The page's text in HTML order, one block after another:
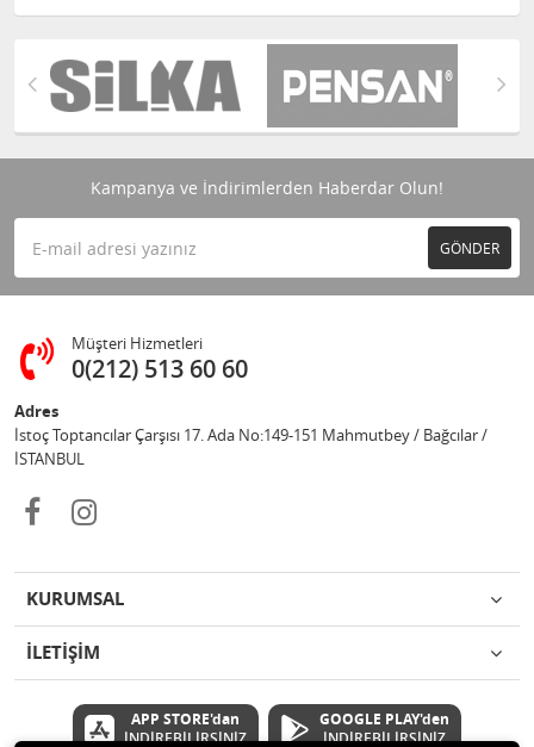
Kampanya ve İndirimlerden Haberdar Olun!
GÖNDER
Müşteri Hizmetleri
0(212) 513 60 60
Adres
İstoç Toptancılar Çarşısı 17. Ada No:149-151 Mahmutbey / Bağcılar /
İSTANBUL
KURUMSAL
İLETİŞİM
APP STORE'dan
İNDİREBİLİRSİNİZ
GOOGLE PLAY'den
İNDİREBİLİRSİNİZ